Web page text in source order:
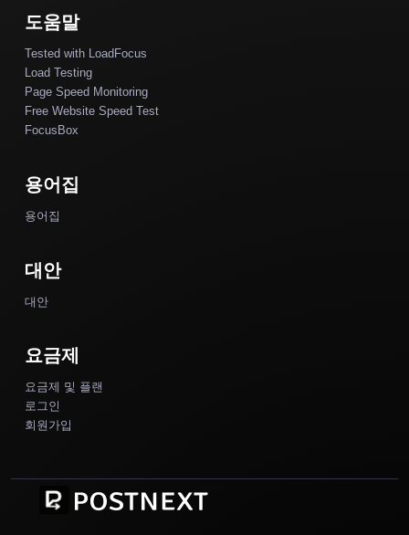
도움말
Tested with LoadFocus
Load Testing
Page Speed Monitoring
Free Website Speed Test
FocusBox
용어집
용어집
대안
대안
요금제
요금제 및 플랜
로그인
회원가입